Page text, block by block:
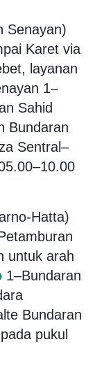
Senayan)
Karet via
layanan
1–
Sahid
Bundaran
Sentral–
Hatta)
untuk arah
1–Bundaran
Bundaran
pukul